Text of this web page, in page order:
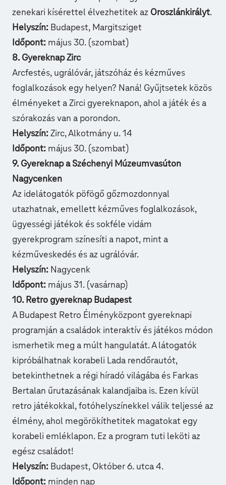
zenekari kísérettel élvezhetitek az Oroszlánkirályt.
Helyszín: Budapest, Margitsziget
Időpont: május 30. (szombat)
8. Gyereknap Zirc
Arcfestés, ugrálóvár, játszóház és kézműves
foglalkozások egy helyen? Naná! Gyűjtsetek közös
élményeket a Zirci gyereknapon, ahol a játék és a
szórakozás van a porondon.
Helyszín: Zirc, Alkotmány u. 14
Időpont: május 30. (szombat)
9. Gyereknap a Széchenyi Múzeumvasúton
Nagycenken
Az idelátogatók pöfögő gőzmozdonnyal
utazhatnak, emellett kézműves foglalkozások,
ügyességi játékok és sokféle vidám
gyerekprogram színesíti a napot, mint a
kézműveskedés és az ugrálóvár.
Helyszín: Nagycenk
Időpont: május 31. (vasárnap)
10. Retro gyereknap Budapest
A Budapest Retro Élményközpont gyereknapi
programján a családok interaktív és játékos módon
ismerhetik meg a múlt hangulatát. A látogatók
kipróbálhatnak korabeli Lada rendőrautót,
betekinthetnek a régi híradó világába és Farkas
Bertalan űrutazásának kalandjaiba is. Ezen kívül
retro játékokkal, fotóhelyszínekkel válik teljessé az
élmény, ahol megörökíthetitek magatokat egy
korabeli emléklapon. Ez a program tuti leköti az
egész családot!
Helyszín: Budapest, Október 6. utca 4.
Időpont: minden nap